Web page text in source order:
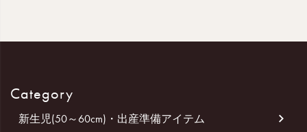
Category
新生児(50～60cm)・出産準備アイテム